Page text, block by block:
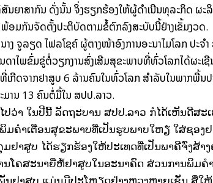
ຍາສາກົນ ດັ່ງນັ້ນ ຈິ່ງຮຽກຮ້ອງໃຫ້ຜູ້ດໍາເນີນທຸລະກິດ ຜະ
ອມກັນຈັດຕັ້ງປະຕິບັດຕາມຂໍ້ຕົກລົງສະບັບນີ້ຢ່າງເຂັ້ມງວດ.
າງ ຈູລຽດ ໄຟລໂຊຄ໌ ຜູ້ຕາງໜ້າອົງການອະນາໄມໂລກ ປະ
ດາໄພຂົ່ມຂູ່ຕໍ່ວຽກງານສົ່ງເສີມສຸຂະພາບທີ່ທົ່ວໂລກໄດ້ຜະເ
ເກີດຈາກຢາສູບ 6 ລ້ານຄົນໃນທົ່ວໂລກ ສໍາລັບໃນພາກພື້
ມານ 13 ຄົນຕໍ່ມື້ໃນ ສປປ.ລາວ.
ປວ່າ ໃນປີນີ້ ລັດຖະບານ ສປປ.ລາວ ກໍໄດ້ເຫັນດີສ
ມຄໍາເຕືອນສຸຂະພາບທີ່ເປັນຮູບພາບໃຫຽ່ ໃສ່ຊອງ
ຢາສູບ ໄດ້ຮຽກຮ້ອງໃຫ້ປະເທດທີ່ເປັນພາຄີຈົ່ງສ້າ
ໂຄສະນາຍີ່ຫໍ້ຢາສູບໃນອະນາຄົດ ສ່ວນການພິມຄໍ
ຢາສູບ ແມ່ນມີປະໂຫຽດຢ່າງຫຼວງຫຼາຍເຊັ່ນ ສື່ໃ